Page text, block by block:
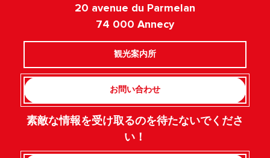
20 avenue du Parmelan
74 000 Annecy
観光案内所
お問い合わせ
素敵な情報を受け取るのを待たないでくださ
い！